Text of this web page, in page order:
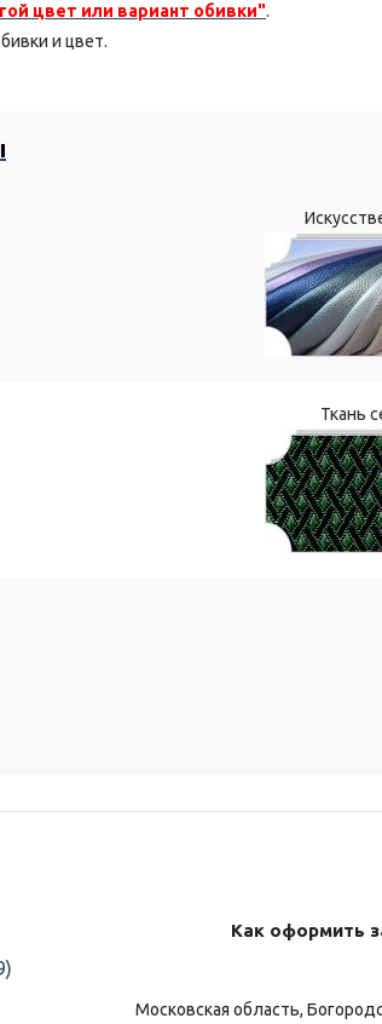
цвет или вариант обивки".
и цвет.
Ткань
Как оформить
Московская область,